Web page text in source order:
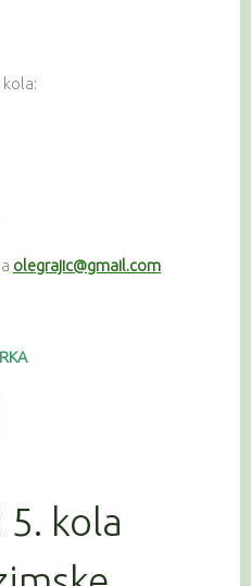
kola:
olegrajic@gmail.com
kola